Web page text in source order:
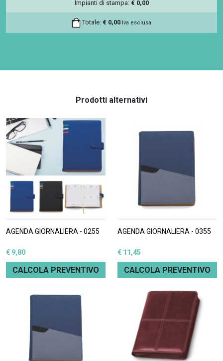
Impianti di stampa: € 0,00
Totale: € 0,00 Iva esclusa
Prodotti alternativi
AGENDA GIORNALIERA - 0255
€ 9,80
CALCOLA PREVENTIVO
AGENDA GIORNALIERA - 0355
€ 11,45
CALCOLA PREVENTIVO